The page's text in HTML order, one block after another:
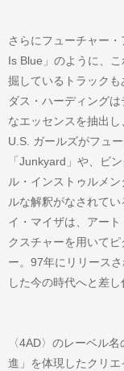
さらにフューチャー
Is Blue」のように、
掘しているトラック
ダス・ハーディング
なエッセンスを抽出し
U.S. ガールズがフュ
「Junkyard」や、ビ
ル・インストゥルメ
ルな解釈がなされて
イ・マイザは、アー
クスチャーを用いて
ー。97年にリリース
した今の時代へと差し
〈4AD〉のレーベル
進」を体現したクリ